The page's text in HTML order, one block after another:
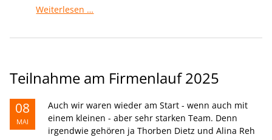
Weiterlesen …
Teilnahme am Firmenlauf 2025
08
MAI
Auch wir waren wieder am Start - wenn auch mit
einem kleinen - aber sehr starken Team. Denn
irgendwie gehören ja Thorben Dietz und Alina Reh